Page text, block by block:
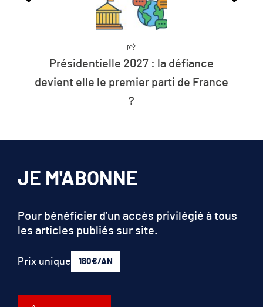
L’humanité vit désormais à crédit sur
les ressources de la planète
JE M'ABONNE
Pour bénéficier d’un accès privilégié à tous
les articles publiés sur site.
Prix unique 180€/AN